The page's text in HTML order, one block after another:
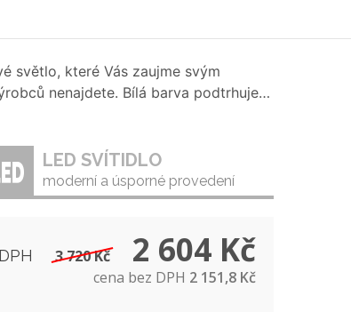
světlo, které Vás zaujme svým
nenajdete. Bílá barva podtrhuje…
LED SVÍTIDLO
moderní a úsporné provedení
3 720 Kč 2 604 Kč
cena bez DPH 2 151,8 Kč